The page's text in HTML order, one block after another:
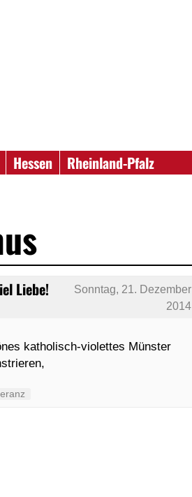
Hessen
Rheinland-Pfalz
Liebe!
Sonntag, 21. Dezember
2014
katholisch-violettes Münster